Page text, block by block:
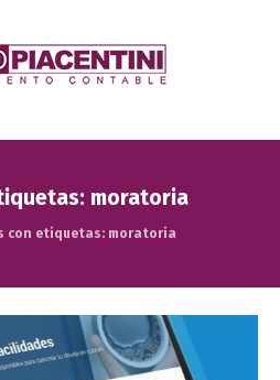
moratoria
con etiquetas: moratoria